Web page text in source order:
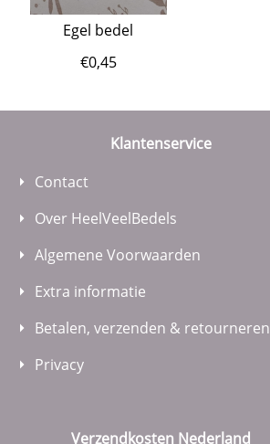
Egel bedel
€0,45
Klantenservice
Contact
Over HeelVeelBedels
Algemene Voorwaarden
Extra informatie
Betalen, verzenden & retourneren
Privacy
Verzendkosten Nederland